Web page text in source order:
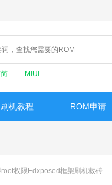
MIUI
刷机教程 ROM申请
权限Edxposed框架刷机救砖